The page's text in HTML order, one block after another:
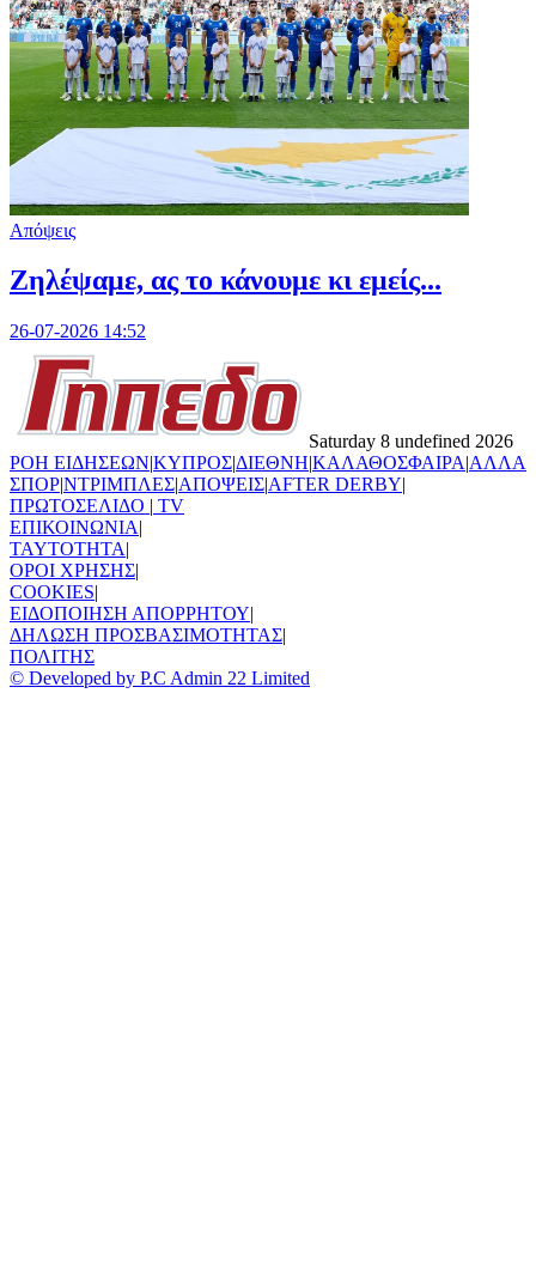
Απόψεις
Ζηλέψαμε, ας το κάνουμε κι εμείς...
26-07-2026 14:52
Saturday 8 undefined 2026
ΡΟΗ ΕΙΔΗΣΕΩΝ|ΚΥΠΡΟΣ|ΔΙΕΘΝΗ|ΚΑΛΑΘΟΣΦΑΙΡΑ|ΑΛΛΑ
ΣΠΟΡ|ΝΤΡΙΜΠΛΕΣ|ΑΠΟΨΕΙΣ|AFTER DERBY|
ΠΡΩΤΟΣΕΛΙΔΟ | TV
ΕΠΙΚΟΙΝΩΝΙΑ|
TAYTOTHTA|
ΟΡΟΙ ΧΡΗΣΗΣ|
COOKIES|
ΕΙΔΟΠΟΙΗΣΗ ΑΠΟΡΡΗΤΟΥ|
ΔΗΛΩΣΗ ΠΡΟΣΒΑΣΙΜΟΤΗΤΑΣ|
ΠΟΛΙΤΗΣ
© Developed by P.C Admin 22 Limited